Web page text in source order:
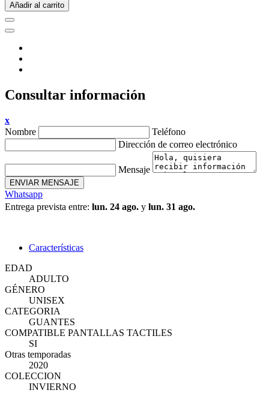
Añadir al carrito
Consultar información
x
Nombre
Teléfono
Dirección de correo electrónico
Mensaje
ENVIAR MENSAJE
Whatsapp
Entrega prevista entre: lun. 24 ago. y lun. 31 ago.
Características
EDAD
ADULTO
GÉNERO
UNISEX
CATEGORIA
GUANTES
COMPATIBLE PANTALLAS TACTILES
SI
Otras temporadas
2020
COLECCION
INVIERNO